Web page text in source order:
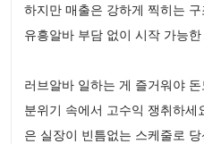
하지만 매출은 강하게 찍히는
유흥알바 부담 없이 시작 가능한
러브알바 일하는 게 즐거워야
분위기 속에서 고수익 쟁취하
은 실장이 빈틈없는 스케줄로